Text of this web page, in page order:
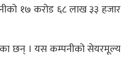
१७ करोड ६८ लाख ३३ हजार
छन् । यस कम्पनीको सेयरमूल्य